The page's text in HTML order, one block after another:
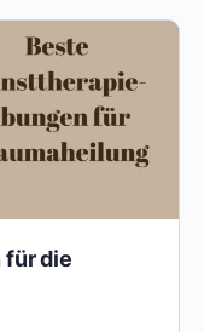
für die